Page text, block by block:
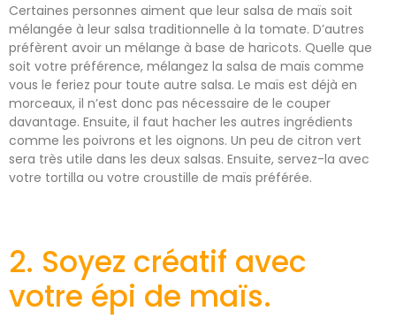
Certaines personnes aiment que leur salsa de maïs soit
mélangée à leur salsa traditionnelle à la tomate. D’autres
préfèrent avoir un mélange à base de haricots. Quelle que
soit votre préférence, mélangez la salsa de maïs comme
vous le feriez pour toute autre salsa. Le maïs est déjà en
morceaux, il n’est donc pas nécessaire de le couper
davantage. Ensuite, il faut hacher les autres ingrédients
comme les poivrons et les oignons. Un peu de citron vert
sera très utile dans les deux salsas. Ensuite, servez-la avec
votre tortilla ou votre croustille de maïs préférée.
2. Soyez créatif avec
votre épi de maïs.